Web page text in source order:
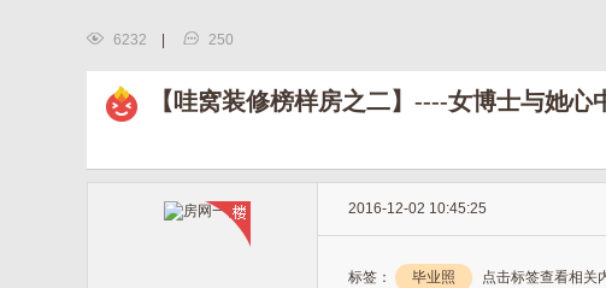
6232 250
【哇窝装修榜样房之二】----女博士与她
2016-12-02 10:45:25
标签： 毕业照 点击标签查看相关